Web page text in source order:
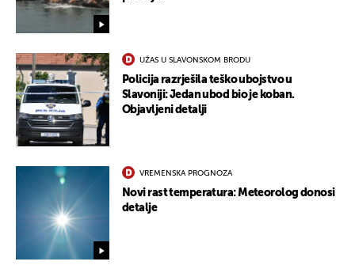
UŽAS U SLAVONSKOM BRODU
Policija razrješila teško ubojstvo u
Slavoniji: Jedan ubod bio je koban.
Objavljeni detalji
VREMENSKA PROGNOZA
Novi rast temperatura: Meteorolog donosi
detalje
UKLJUČITE NOTIFIKACIJE